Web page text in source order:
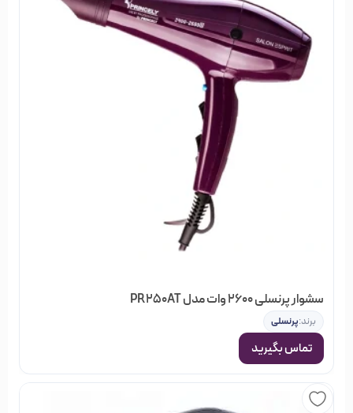
سشوار پرنسلی 2600 وات مدل PR250AT
برند:پرنسلی
تماس بگیرید